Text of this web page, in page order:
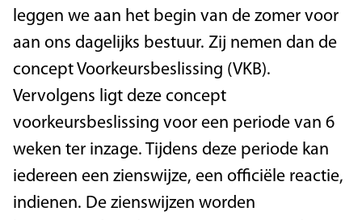
leggen we aan het begin van de zomer voor
aan ons dagelijks bestuur. Zij nemen dan de
concept Voorkeursbeslissing (VKB).
Vervolgens ligt deze concept
voorkeursbeslissing voor een periode van 6
weken ter inzage. Tijdens deze periode kan
iedereen een zienswijze, een officiële reactie,
indienen. De zienswijzen worden